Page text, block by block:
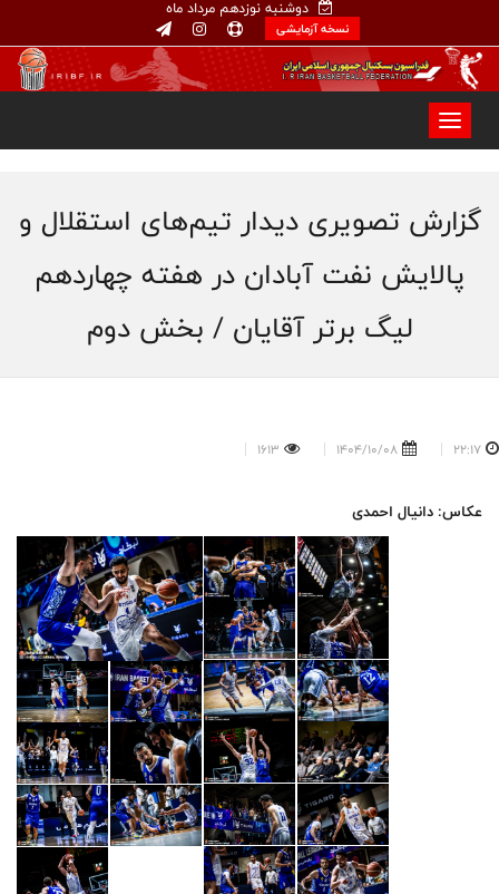
دوشنبه نوزدهم مرداد ماه
نسخه آزمایشی
گزارش تصویری دیدار تیم‌های استقلال و
پالایش نفت آبادان در هفته چهاردهم
لیگ برتر آقایان / بخش دوم
22:17
1404/10/08
1613
عکاس: دانیال احمدی